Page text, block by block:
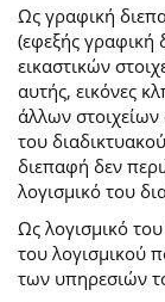
Ως γραφική
(εφεξής γραφική
εικαστικών
αυτής, εικόνες
άλλων
του
διεπαφή δεν
λογισμικό του
Ως λογισμικό
του λογισμικού
των υπηρεσιών